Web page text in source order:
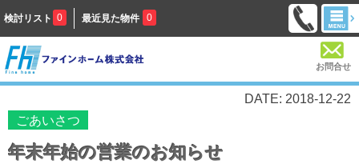
検討リスト 0 最近見た物件 0
お問合せ
DATE: 2018-12-22
ごあいさつ
年末年始の営業のお知らせ